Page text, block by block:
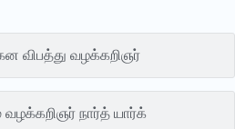
விபத்து வழக்கறிஞர்
வழக்கறிஞர் நார்த் யார்க்